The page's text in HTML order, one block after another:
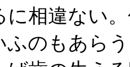
に相違ない
ふのもあら